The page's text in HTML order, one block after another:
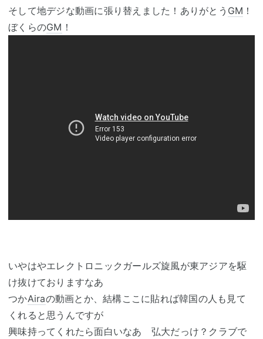
そして地デジな動画に張り替えました！ありがとう GM ！
ぼくらのGM ！
いやはやエレクトロニックガールズ旋風が東アジアを駆
け抜けておりますなあ
つかAiraの動画とか、結構ここに貼れば韓国の人も見て
くれると思うんですが
興味持ってくれたら面白いなあ 弘大だっけ？クラブで